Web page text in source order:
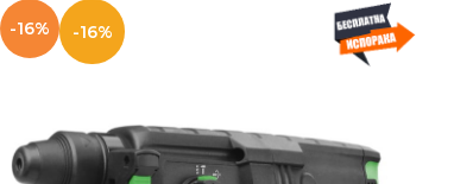
-16%
-16%